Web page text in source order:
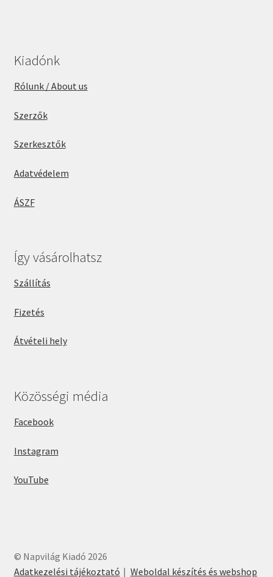
Kiadónk
Rólunk / About us
Szerzők
Szerkesztők
Adatvédelem
ÁSZF
Így vásárolhatsz
Szállítás
Fizetés
Átvételi hely
Közösségi média
Facebook
Instagram
YouTube
© Napvilág Kiadó 2026
Adatkezelési tájékoztató
Weboldal készítés és webshop